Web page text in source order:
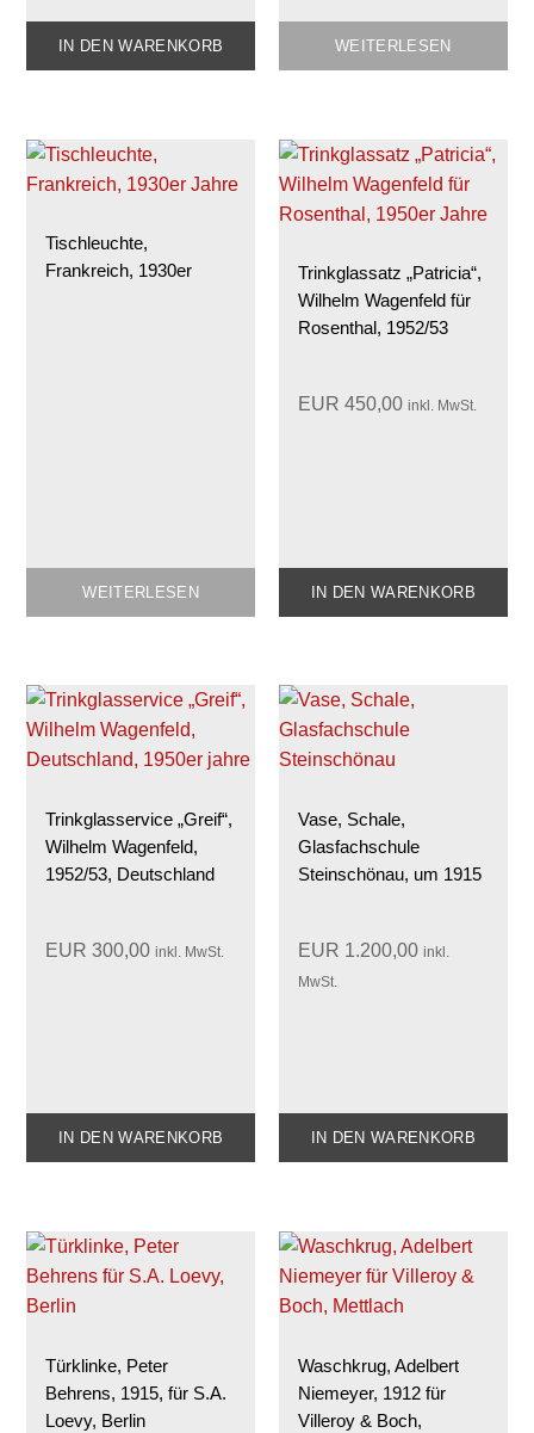
IN DEN WARENKORB WEITERLESEN
Tischleuchte,
Frankreich, 1930er
WEITERLESEN
Trinkglassatz „Patricia“,
Wilhelm Wagenfeld für
Rosenthal, 1952/53
EUR 450,00 inkl. MwSt.
IN DEN WARENKORB
Trinkglasservice „Greif“,
Wilhelm Wagenfeld,
1952/53, Deutschland
EUR 300,00 inkl. MwSt.
IN DEN WARENKORB
Vase, Schale,
Glasfachschule
Steinschönau, um 1915
EUR 1.200,00 inkl.
MwSt.
IN DEN WARENKORB
Türklinke, Peter
Behrens, 1915, für S.A.
Loevy, Berlin
Waschkrug, Adelbert
Niemeyer, 1912 für
Villeroy & Boch,